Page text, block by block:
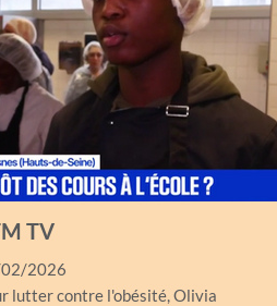
TV
2026
lutter contre l'obésité, Olivia